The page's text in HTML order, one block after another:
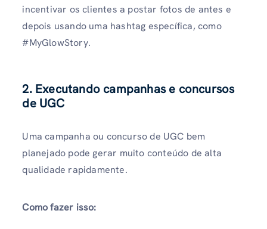
incentivar os clientes a postar fotos de antes e
depois usando uma hashtag específica, como
#MyGlowStory.
2. Executando campanhas e concursos
de UGC
Uma campanha ou concurso de UGC bem
planejado pode gerar muito conteúdo de alta
qualidade rapidamente.
Como fazer isso: